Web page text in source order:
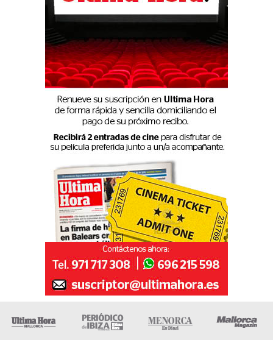
Ultima Hora Ultima hora Ibiza Menorca • Es Diari